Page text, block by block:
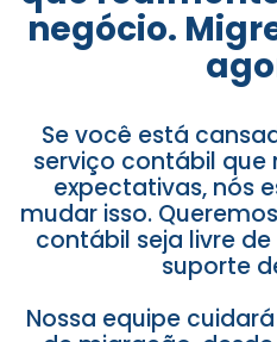
negócio.
Se você está
serviço contábil que
expectativas, nós
mudar isso.
contábil seja livre
suporte
Nossa equipe